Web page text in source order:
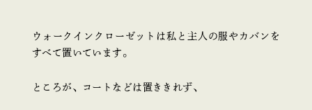
ウォークインクローゼットは私と主人の服やカバンを
すべて置いています。
ところが、コートなどは置ききれず、